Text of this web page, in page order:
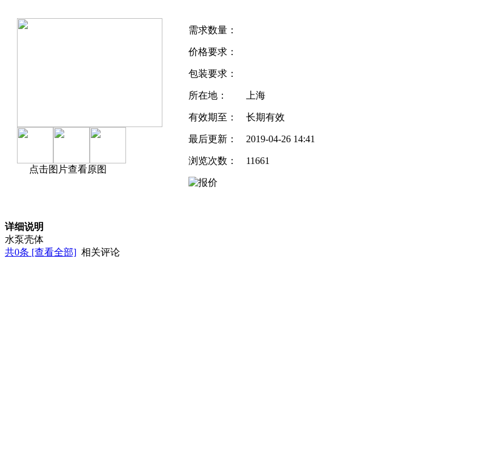
点击图片查看原图
需求数量：
价格要求：
包装要求：
所在地： 上海
有效期至： 长期有效
最后更新： 2019-04-26 14:41
浏览次数： 11661
详细说明
水泵壳体
共0条 [查看全部] 相关评论